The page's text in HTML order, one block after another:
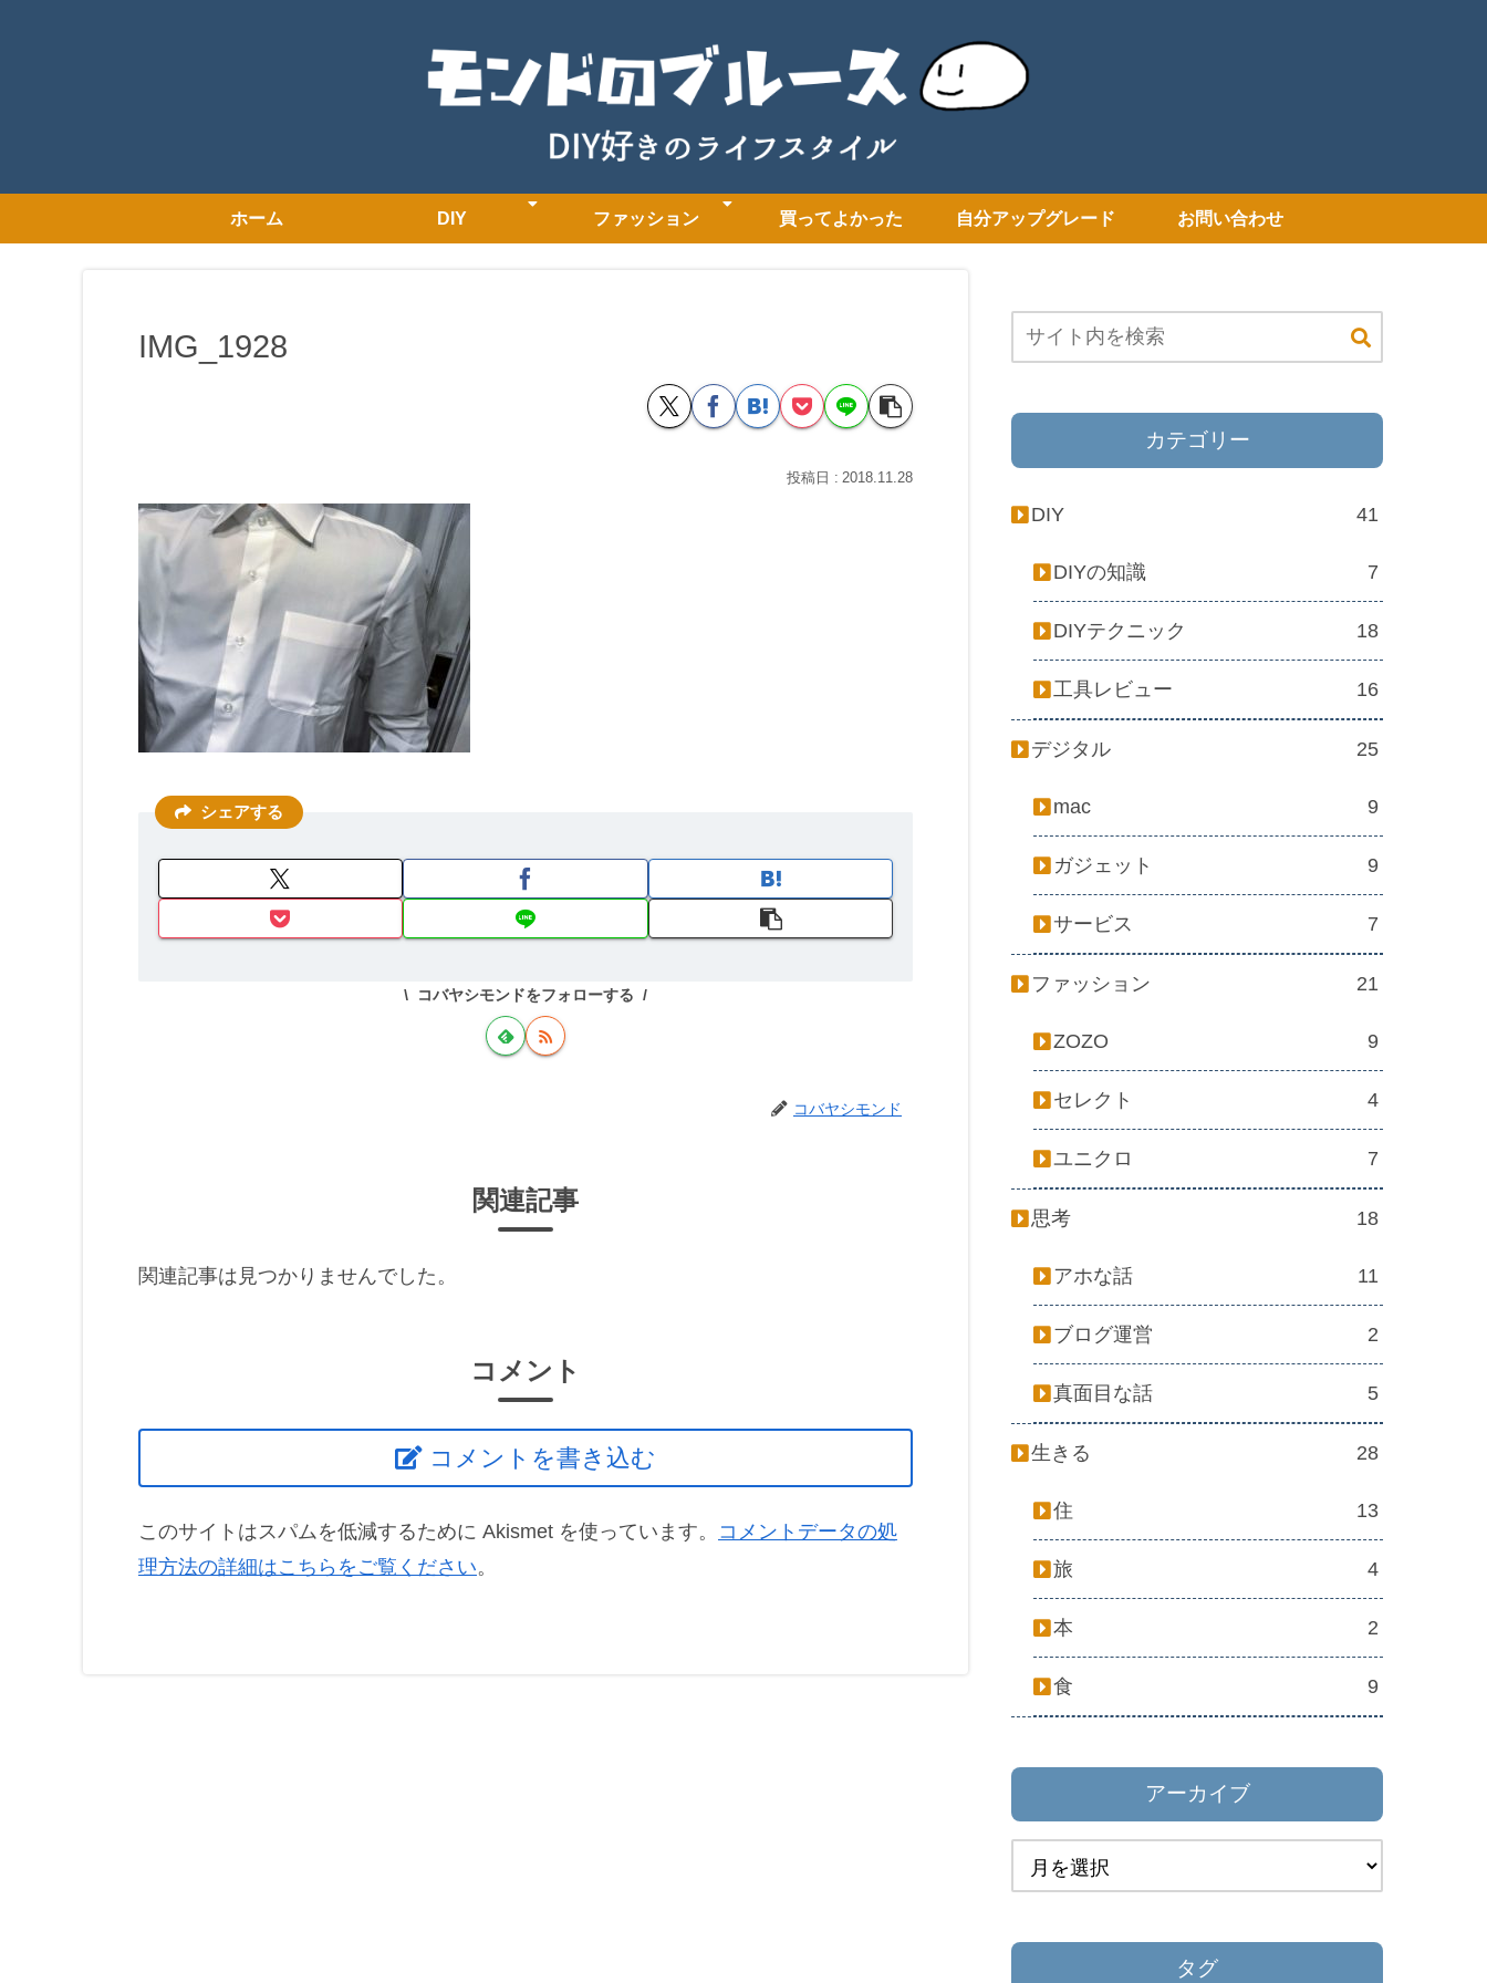
ホーム DIY ファッション 買ってよかった 自分アップグレード お問い合わせ
IMG_1928
2018.11.28
シェアする
コバヤシモンドをフォローする
コバヤシモンド
関連記事
関連記事は見つかりませんでした。
コメント
コメントを書き込む
このサイトはスパムを低減するために Akismet を使っています。 コメントデータの処
理方法の詳細はこちらをご覧ください。
カテゴリー
DIY 41
DIYの知識 7
DIYテクニック 18
工具レビュー 16
デジタル 25
mac 9
ガジェット 9
サービス 7
ファッション 21
ZOZO 9
セレクト 4
ユニクロ 7
思考 18
アホな話 11
ブログ運営 2
真面目な話 5
生きる 28
住 13
旅 4
本 2
食 9
アーカイブ
タグ